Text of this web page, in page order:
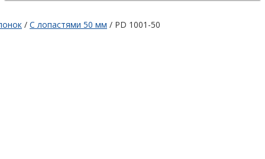
/ С лопастями 50 мм / PD 1001-50